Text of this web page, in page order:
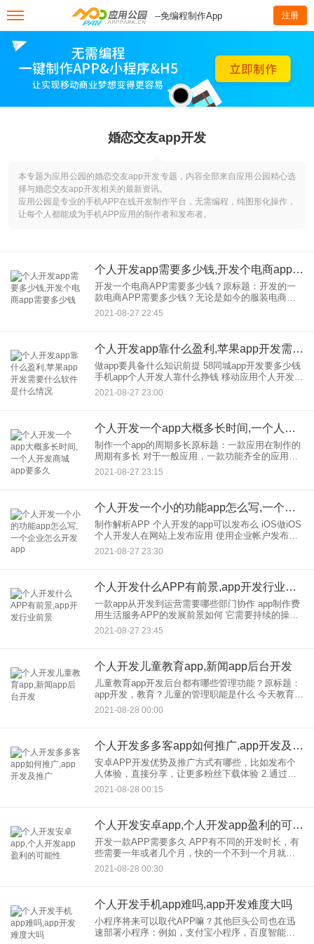
--免编程制作App 注册
婚恋交友app开发
本专题为应用公园的婚恋交友app开发专题，内容全部来自应用公园精心选
择与婚恋交友app开发相关的最新资讯。
应用公园是专业的手机APP在线开发制作平台，无需编程，纯图形化操作，
让每个人都能成为手机APP应用的制作者和发布者。
个人开发app需要多少钱,开发个电商app需要多少钱
开发一个电商APP需要多少钱？原标题：开发的一
款电商APP需要多少钱？无论是如今的服装电商
APP还是生鲜电商APP商城，这都是一个坚实的典
范。 开发的一个电商应用需要多少钱？然后开发时
2021-08-27 22:45
个人开发app靠什么盈利,苹果app开发需要什么软件是什么情况
做app要具备什么知识前提 58同城app开发要多少钱
手机app个人开发人靠什么挣钱 移动应用个人开发赚
多少？移动应用个人开发赚多少？移动应用个人开
2021-08-27 23:00
个人开发一个app大概多长时间,一个人开发商城app要多久
制作一个app的周期多长原标题：一款应用在制作的
周期有多长 对于一般应用，一款功能齐全的应用在
开发，定制，上架需要18周左右，包括前端设计、
用户界面、后端集成(如推送通知)、用户管理、认
2021-08-27 23:15
个人开发一个小的功能app怎么写,一个企业怎么开发app
制作解析APP 个人开发的app可以发布么 iOS做iOS
个人开发人在网站上发布应用 使用企业帐户发布。
该流程与个人和公司账号的打包流程一致。 3.3点以
后。XcodeArchive导
2021-08-27 23:30
个人开发什么APP有前景,app开发行业前景
一款app从开发到运营需要哪些部门协作 app制作费
用生活服务APP的发展前景如何 它需要持续的操
作。一定有未来。你能不能生火是个问题。 首先，
2021-08-27 23:45
个人开发儿童教育app,新闻app后台开发
儿童教育app开发后台都有哪些管理功能？原标题：
app开发，教育？儿童的管理职能是什么 今天教育和
app开发的孩子基本上都有自己的特点。当然，在开
发，的过程中他们基本上有各种各样的功能，尤其
2021-08-28 00:00
个人开发多多客app如何推广,app开发及推广
安卓APP开发优势及推广方式有哪些，比如发布个
人体验，直接分享，让更多粉丝下载体验 2.通过问
答推广APP。 首先，我们需要知道什么是问答平
台。一般比较常见的提问平台有百度知道、搜狗问
2021-08-28 00:15
个人开发安卓app,个人开发app盈利的可能性
开发一款APP需要多久 APP有不同的开发时长，有
些需要一年或者几个月，快的一个不到一个月就能
开发出来，因为要考虑的因素很多。不同类型APP
中的功能越多，开发时长越多。 app开发：的周期性
2021-08-28 00:30
个人开发手机app难吗,app开发难度大吗
小程序将来可以取代APP嘛？其他巨头公司也在迅
速部署小程序：例如，支付宝小程序，百度智能小